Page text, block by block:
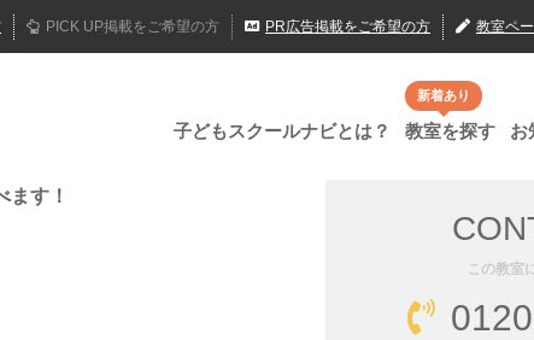
PICK UP掲載をご希望の方 PR広告掲載をご希望の方 教室ペ
子どもスクールナビとは？
新着あり
教室を探す お
す！
この教室